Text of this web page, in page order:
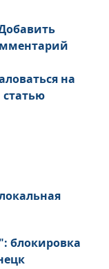
на
статью
блокировка